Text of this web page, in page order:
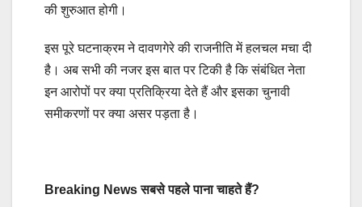
की शुरुआत होगी।
इस पूरे घटनाक्रम ने दावणगेरे की राजनीति में हलचल मचा दी
है। अब सभी की नजर इस बात पर टिकी है कि संबंधित नेता
इन आरोपों पर क्या प्रतिक्रिया देते हैं और इसका चुनावी
समीकरणों पर क्या असर पड़ता है।
Breaking News सबसे पहले पाना चाहते हैं?